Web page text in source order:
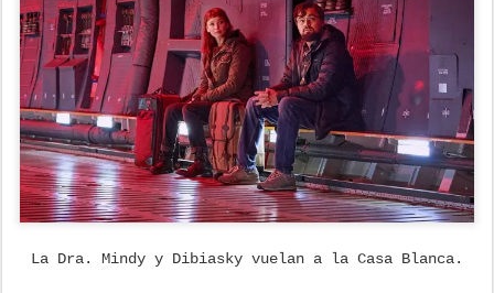
La Dra. Mindy y Dibiasky vuelan a la Casa Blanca.